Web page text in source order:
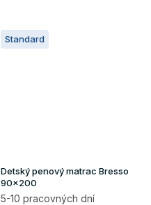
Standard
Detský penový matrac Bresso
90x200
5-10 pracovných dní